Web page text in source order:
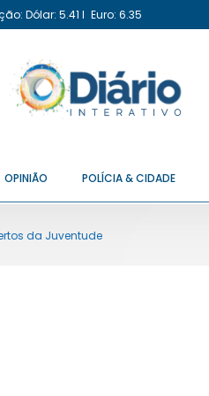
Dólar: 5.41 I Euro: 6.35
OPINIÃO POLÍCIA & CIDADE
da Juventude